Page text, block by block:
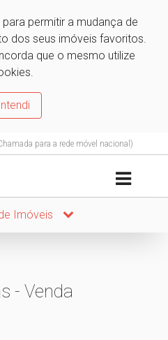
permitir a mudança de
dos seus imóveis favoritos.
que o mesmo utilize
para a rede móvel nacional)
Imóveis
- Venda